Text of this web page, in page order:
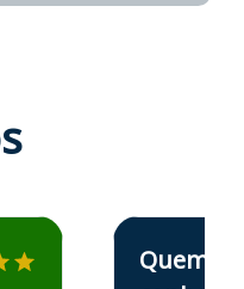
Concursos emEstudante Elais
Quem